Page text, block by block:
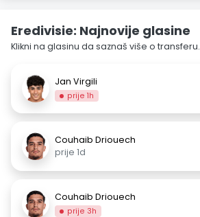
Eredivisie: Najnovije glasine
Klikni na glasinu da saznaš više o transferu.
Jan Virgili
prije 1h
Couhaib Driouech
prije 1d
Couhaib Driouech
prije 3h